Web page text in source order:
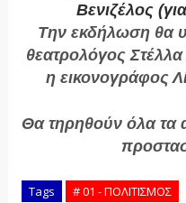
Βενιζέλος
Την εκδήλωση θα
θεατρολόγος
η εικονογράφος
Θα τηρηθούν όλα τα
Tags # 01 - ΠΟΛΙΤΙΣΜΟΣ